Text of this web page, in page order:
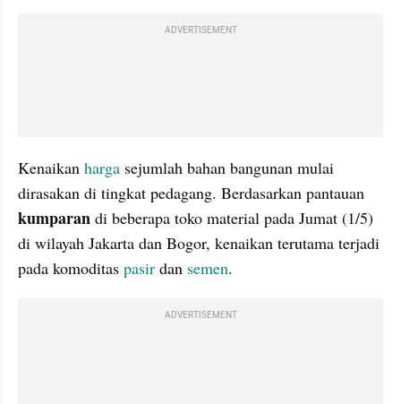
ADVERTISEMENT
Kenaikan harga sejumlah bahan bangunan mulai
kumparan di beberapa toko material pada Jumat (1/5)
di wilayah Jakarta dan Bogor, kenaikan terutama terjadi
pada komoditas pasir dan semen.
ADVERTISEMENT